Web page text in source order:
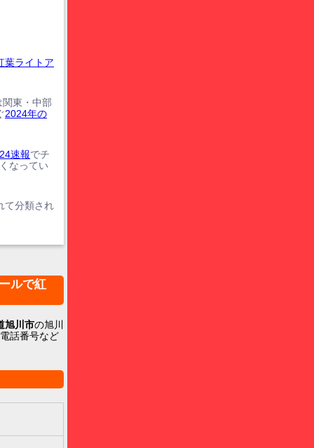
ライトア
東・中部
2024年の
速報でチ
なってい
て分類され
ルで紅
旭川市の旭川
話番号など